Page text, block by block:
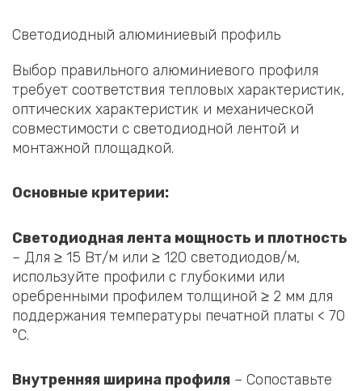
Светодиодный алюминиевый профиль
Выбор правильного алюминиевого профиля
требует соответствия тепловых характеристик,
оптических характеристик и механической
совместимости с светодиодной лентой и
монтажной площадкой.
Основные критерии:
Светодиодная лента мощность и плотность
– Для ≥ 15 Вт/м или ≥ 120 светодиодов/м,
используйте профили с глубокими или
оребренными профилем толщиной ≥ 2 мм для
поддержания температуры печатной платы < 70
°C.
Внутренняя ширина профиля – Сопоставьте